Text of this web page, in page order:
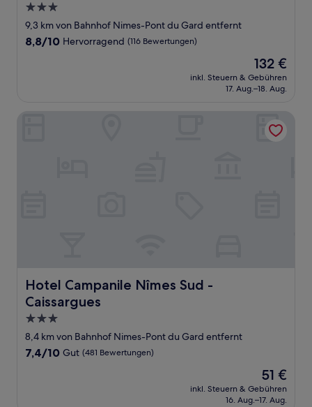
3.0-
Sterne-
Unterkunft
9,3 km von Bahnhof Nimes-Pont du Gard entfernt
8.8
8,8/10 Hervorragend (116 Bewertungen)
Der
Preis
beträgt
132 €
inkl. Steuern & Gebühren
17. Aug.–18. Aug.
Hotel Campanile Nîmes Sud -
Caissargues
Hotel Campanile Nîmes Sud - Caissargues
3.0-
Sterne-
Unterkunft
8,4 km von Bahnhof Nimes-Pont du Gard entfernt
7.4
7,4/10 Gut (481 Bewertungen)
Der
Preis
beträgt
51 €
inkl. Steuern & Gebühren
16. Aug.–17. Aug.